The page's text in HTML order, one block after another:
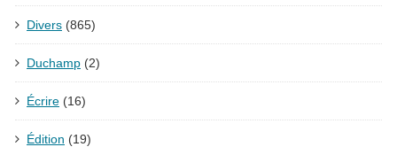
Divers (865)
Duchamp (2)
Écrire (16)
Édition (19)